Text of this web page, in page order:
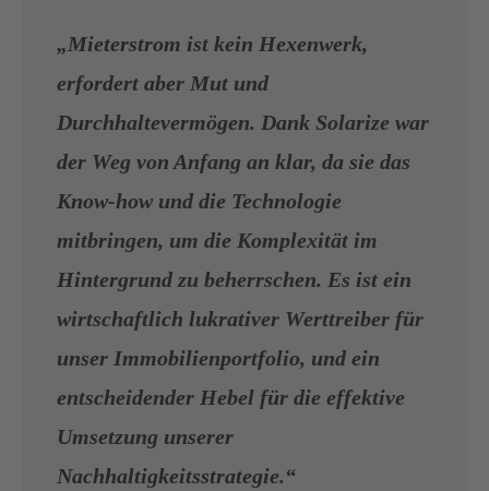
„Mieterstrom ist kein Hexenwerk,
erfordert aber Mut und
Durchhaltevermögen. Dank Solarize war
der Weg von Anfang an klar, da sie das
Know-how und die Technologie
mitbringen, um die Komplexität im
Hintergrund zu beherrschen. Es ist ein
wirtschaftlich lukrativer Werttreiber für
unser Immobilienportfolio, und ein
entscheidender Hebel für die effektive
Umsetzung unserer
Nachhaltigkeitsstrategie.“